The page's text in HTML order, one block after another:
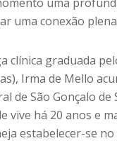
uma conexão
clínica graduada
Irma de Mello
de São Gonçalo
vive há 20 anos e
estabelecer-se